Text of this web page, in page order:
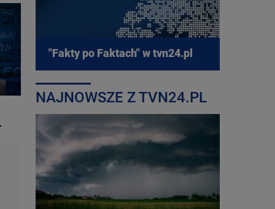
"Fakty po Faktach" w tvn24.pl
NAJNOWSZE Z TVN24.PL